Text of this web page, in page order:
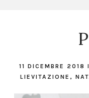
11 DICEMBRE 2018
LIEVITAZIONE ,